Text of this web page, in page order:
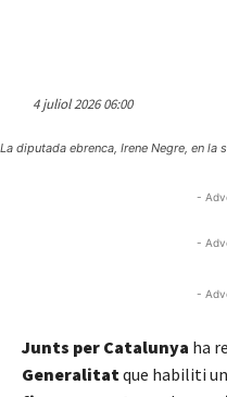
4 juliol 2026 06:00
La diputada ebrenca, Irene Negre, en la
-
-
-
Junts per Catalunya ha
Generalitat que habiliti